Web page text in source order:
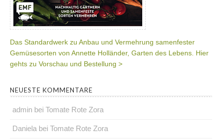
Das Standardwerk zu Anbau und Vermehrung samenfester
Gemüsesorten von Annette Holländer, Garten des Lebens. Hier
gehts zu Vorschau und Bestellung >
NEUESTE KOMMENTARE
admin bei Tomate Rote Zora
Daniela bei Tomate Rote Zora